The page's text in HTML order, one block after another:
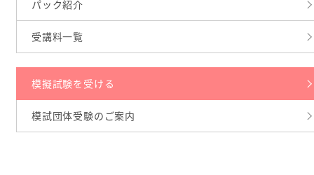
パック紹介
受講料一覧
模擬試験を受ける
模試団体受験のご案内